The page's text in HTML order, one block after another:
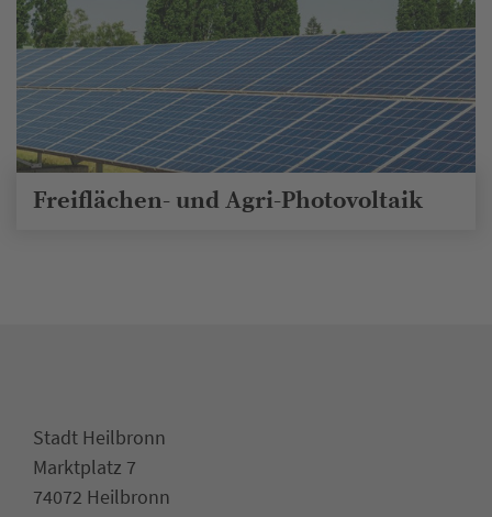
Freiflächen- und Agri-Photovoltaik
Stadt Heilbronn
Marktplatz 7
74072 Heilbronn